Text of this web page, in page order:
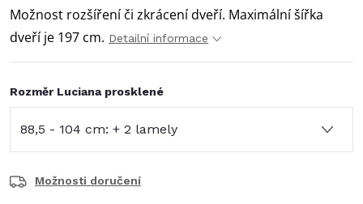
Možnost rozšíření či zkrácení dveří. Maximální šířka
dveří je 197 cm. Detailní informace
Rozměr Luciana prosklené
Možnosti doručení